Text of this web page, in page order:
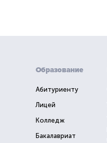
Образование
Абитуриенту
Лицей
Колледж
Бакалавриат